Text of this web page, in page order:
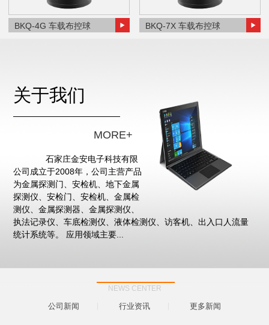
BKQ-4G 车载布控球 BKQ-7X 车载布控球
关于我们
MORE+
石家庄金安电子科技有限
公司成立于2008年，公司主营产品
为金属探测门、安检机、地下金属
探测仪、安检门、安检机、金属检
测仪、金属探测器、金属探测仪、
执法记录仪、车底检测仪、液体检测仪、访客机、出入口人流量
统计系统等。 应用领域主要...
NEWS CENTER
公司新闻 行业资讯 更多新闻